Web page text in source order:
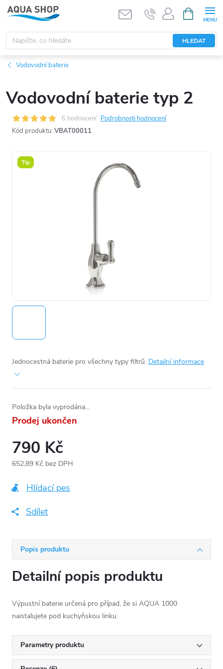
Přejít
na
obsah
HLEDAT
NÁKUPNÍ
KOŠÍK
Vodovodní baterie
Vodovodní baterie typ 2
6 hodnocení Podrobnosti hodnocení
Kód produktu: VBAT00011
Tip
Jednocestná baterie pro všechny typy filtrů. Detailní informace
Položka byla vyprodána…
Prodej ukončen
790 Kč
652,89 Kč bez DPH
cena:Hlídací pes
Sdílet
Popis produktu
Detailní popis produktu
Výpustní baterie určená pro případ, že si AQUA 1000
naistalujete pod kuchyňskou linku.
Parametry produktu